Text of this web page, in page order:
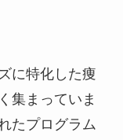
に特化した痩
集まっていま
たプログラム